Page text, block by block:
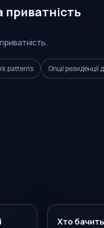
приватність
patterns Опції резиденції
Хто